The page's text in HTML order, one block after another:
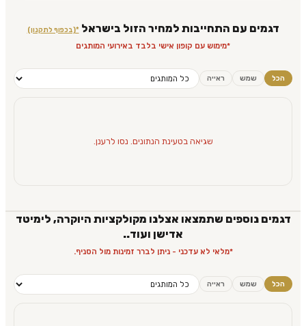
דגמים עם התחייבות למחיר הזול בישראל *(בכפוף לתקנון)
*מימוש עם קופון אישי בלבד באירועי המותגים
הכל שמש ראייה
שגיאה בטעינת הנתונים. נסו לרענן.
דגמים נוספים שתמצאו אצלנו מקולקציות היוקרה, לימיטד
אדישן ועוד..
*מלאי לא עדכני - ניתן לברר זמינות מול הסניף.
הכל שמש ראייה